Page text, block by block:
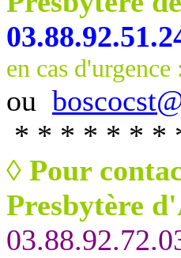
en cas
ou
* * * * * * *
◊ Pour
Presbytère